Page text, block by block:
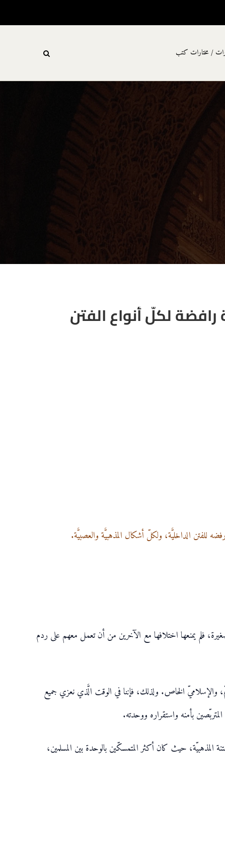
/ مختارات كتب
لكلّ أنواع الفتن
للفتن الداخليَّة، ولكلّ أشكال المذهبيَّة والعصبيَّة.
فلم يمنعها اختلافها مع الآخرين من أن تعمل معهم على ردم
والإسلاميّ الخاص. ولذلك، فإننا في الوقت الَّذي نعزي جميع
بأمنه واستقراره ووحدته.
المذهبيّة، حيث كان أكثر المتمسكّين بالوحدة بين المسلمين،